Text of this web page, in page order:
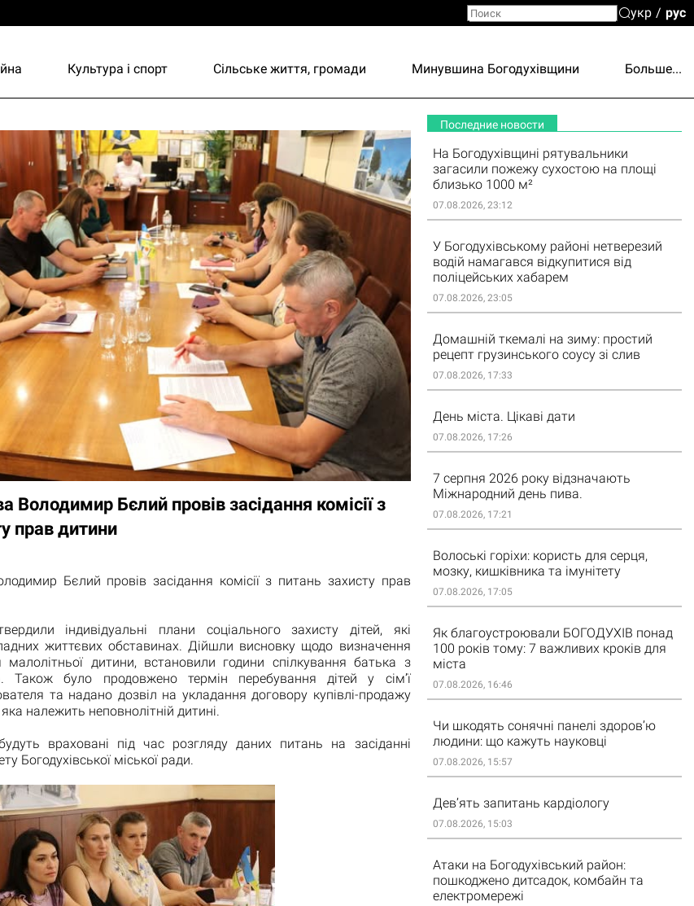
укр рус
Культура і спорт Сільське життя, громади Минувшина Богодухівщини Больше...
Володимир Бєлий провів засідання комісії з
прав дитини
Бєлий провів засідання комісії з питань захисту прав
індивідуальні плани соціального захисту дітей, які
життєвих обставинах. Дійшли висновку щодо визначення
дитини, встановили години спілкування батька з
було продовжено термін перебування дітей у сім’ї
та надано дозвіл на укладання договору купівлі-продажу
належить неповнолітній дитині.
враховані під час розгляду даних питань на засіданні
Богодухівської міської ради.
Последние новости
На Богодухівщині рятувальники
загасили пожежу сухостою на площі
близько 1000 м²
07.08.2026, 23:12
У Богодухівському районі нетверезий
водій намагався відкупитися від
поліцейських хабарем
07.08.2026, 23:05
Домашній ткемалі на зиму: простий
рецепт грузинського соусу зі слив
07.08.2026, 17:33
День міста. Цікаві дати
07.08.2026, 17:26
7 серпня 2026 року відзначають
Міжнародний день пива.
07.08.2026, 17:21
Волоські горіхи: користь для серця,
мозку, кишківника та імунітету
07.08.2026, 17:05
Як благоустроювали БОГОДУХІВ понад
100 років тому: 7 важливих кроків для
міста
07.08.2026, 16:46
Чи шкодять сонячні панелі здоров’ю
людини: що кажуть науковці
07.08.2026, 15:57
Дев’ять запитань кардіологу
07.08.2026, 15:03
Атаки на Богодухівський район:
пошкоджено дитсадок, комбайн та
електромережі